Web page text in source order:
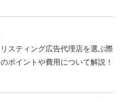
リスティング広告代理店を選ぶ際
のポイントや費用について解説！